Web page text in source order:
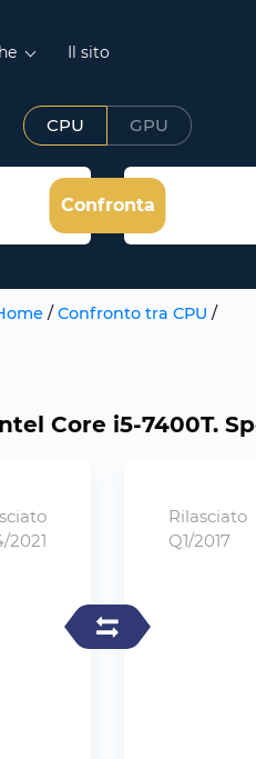
Il sito
CPU GPU
Confronta
/ Confronto tra CPU /
Core i5-7400T.
2021
Rilasciato
Q1/2017